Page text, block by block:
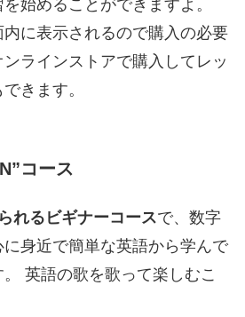
始めることができますよ。
に表示されるので購入の必要
ラインストアで購入してレッ
きます。
コース
れるビギナーコースで、数字
身近で簡単な英語から学んで
英語の歌を歌って楽しむこ